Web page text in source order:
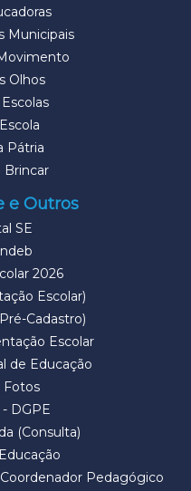
Municipais
Olhos
Pátria
Brincar
e Outros
SE
2026
Escolar)
Cadastro)
Escolar
de Educação
Fotos
DGPE
(Consulta)
Pedagógico